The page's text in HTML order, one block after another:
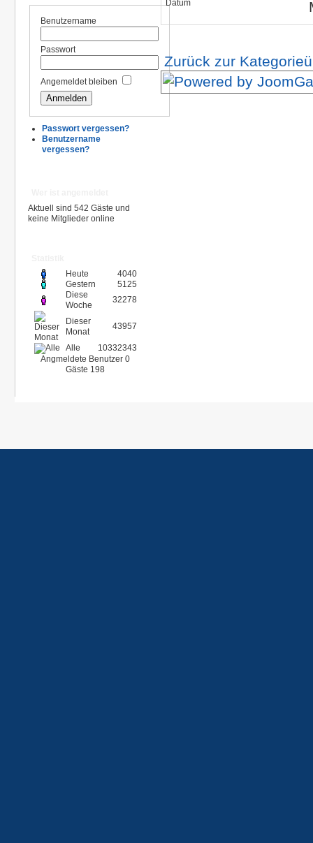
Benutzername
Passwort
Angemeldet bleiben
Passwort vergessen?
Benutzername
vergessen?
Aktuell sind 542 Gäste und
keine Mitglieder online
Heute
4040
Gestern
5125
Diese
Woche
32278
Dieser
Monat
43957
Alle
10332343
Angmeldete Benutzer 0
Gäste 198
Datum
Zurück zur